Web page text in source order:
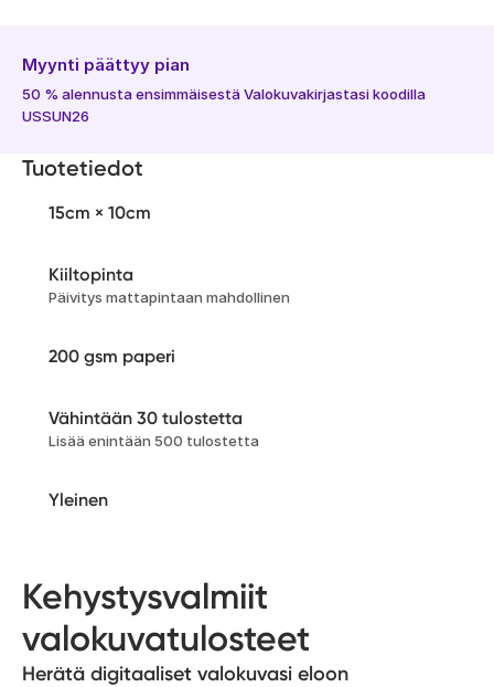
Myynti päättyy pian
50 % alennusta ensimmäisestä Valokuvakirjastasi koodilla
USSUN26
Tuotetiedot
15cm × 10cm
Kiiltopinta
Päivitys mattapintaan mahdollinen
200 gsm paperi
Vähintään 30 tulostetta
Lisää enintään 500 tulostetta
Yleinen
Kehystysvalmiit
valokuvatulosteet
Herätä digitaaliset valokuvasi eloon